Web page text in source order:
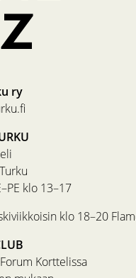
ry
klo 13–17
klo 18–20
Korttelissa